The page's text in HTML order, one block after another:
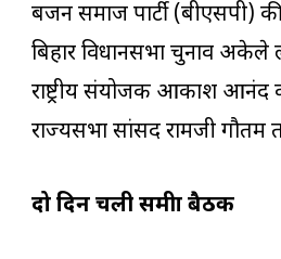
बहुजन समाज पार्टी (बीएसपी)
बिहार विधानसभा चुनाव अकेले
राष्ट्रीय संयोजक आकाश आनंद
राज्यसभा सांसद रामजी गौतम
दो दिन चली समीक्षा बैठक